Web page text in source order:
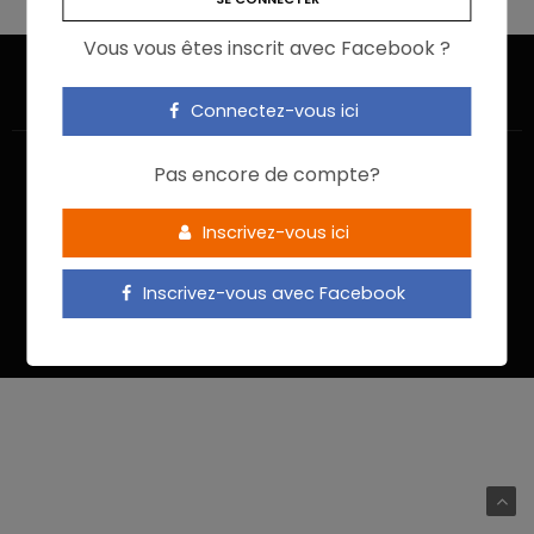
Vous vous êtes inscrit avec Facebook ?
Connectez-vous ici
Pas encore de compte?
Inscrivez-vous ici
Inscrivez-vous avec Facebook
ACCUEIL JE M’INSCRIS
NOUS CONTACTER
MENTIONS LÉGALES
POLITIQUE DE CONFIDENTIALITÉ
Food In Action © 2022